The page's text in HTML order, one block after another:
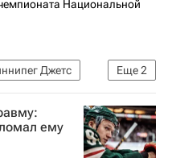
Национальной
Еще2
Джетс
(НХЛ)
ему